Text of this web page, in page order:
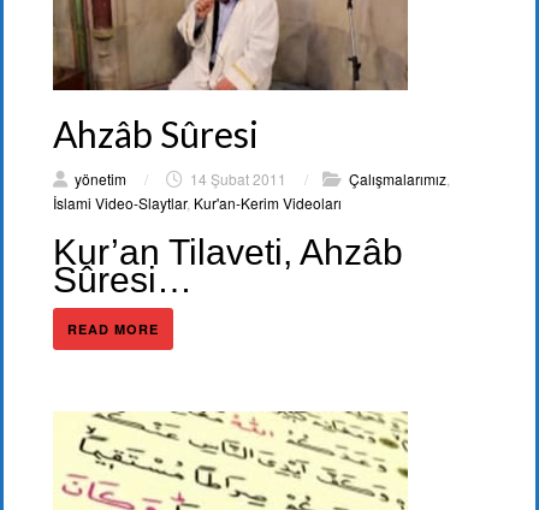
Ahzâb Sûresi
yönetim / 14 Şubat 2011 / Çalışmalarımız
İslami Video-Slaytlar, Kur'an-Kerim Videoları
Kur’an Tilaveti, Ahzâb
Sûresi…
READ MORE